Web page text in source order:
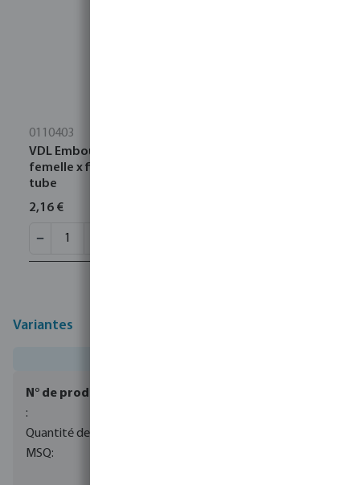
0110403
VDL Embout fileté PVC-U 32 mm x 1/2" collage
femelle x filetage mâle 10bar gris type fabriqué sur
tube
2,16 €
Variantes